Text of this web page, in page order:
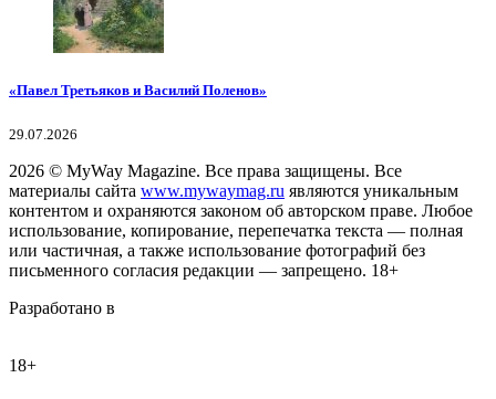
«Павел Третьяков и Василий Поленов»
29.07.2026
2026 © MyWay Magazine. Все права защищены. Все
материалы сайта www.mywaymag.ru являются уникальным
контентом и охраняются законом об авторском праве. Любое
использование, копирование, перепечатка текста — полная
или частичная, а также использование фотографий без
письменного согласия редакции — запрещено. 18+
Разработано в
18+